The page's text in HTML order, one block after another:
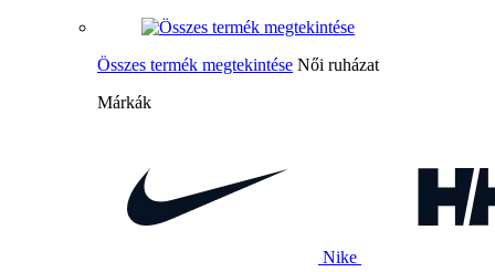
Összes termék megtekintése Női ruházat
Márkák
Nike